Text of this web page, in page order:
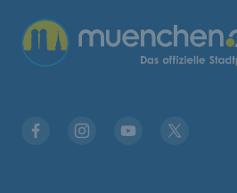
Übergreifende Links